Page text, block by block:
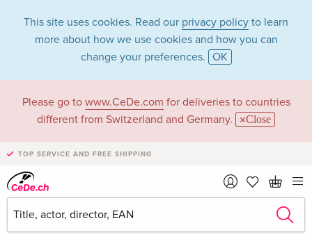
This site uses cookies. Read our privacy policy to learn
more about how we use cookies and how you can
change your preferences. OK
Please go to www.CeDe.com for deliveries to countries
different from Switzerland and Germany.
Close
TOP SERVICE AND FREE SHIPPING